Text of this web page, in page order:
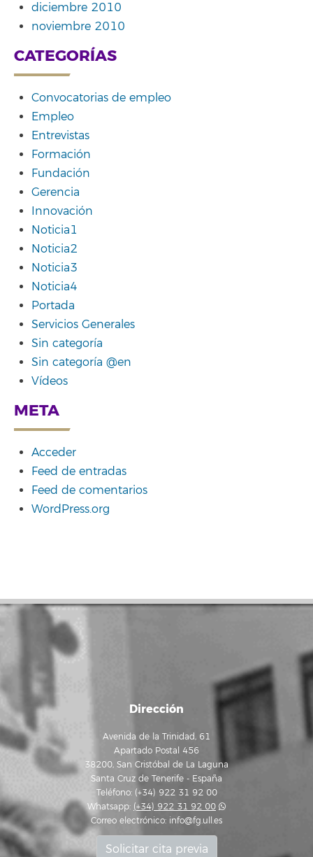
diciembre 2010
noviembre 2010
CATEGORÍAS
Convocatorias de empleo
Empleo
Entrevistas
Formación
Fundación
Gerencia
Innovación
Noticia1
Noticia2
Noticia3
Noticia4
Portada
Servicios Generales
Sin categoría
Sin categoría @en
Vídeos
META
Acceder
Feed de entradas
Feed de comentarios
WordPress.org
Dirección
Avenida de la Trinidad, 61
Apartado Postal 456
38200, San Cristóbal de La Laguna
Santa Cruz de Tenerife - España
Teléfono: (+34) 922 31 92 00
Whatsapp: (+34) 922 31 92 00
Correo electrónico: info@fg.ull.es
Solicitar cita previa